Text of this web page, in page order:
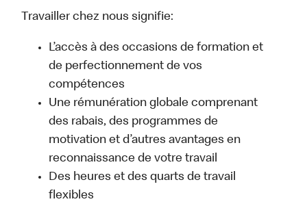
Travailler chez nous signifie:
L’accès à des occasions de formation et
de perfectionnement de vos
compétences
Une rémunération globale comprenant
des rabais, des programmes de
motivation et d’autres avantages en
reconnaissance de votre travail
Des heures et des quarts de travail
flexibles